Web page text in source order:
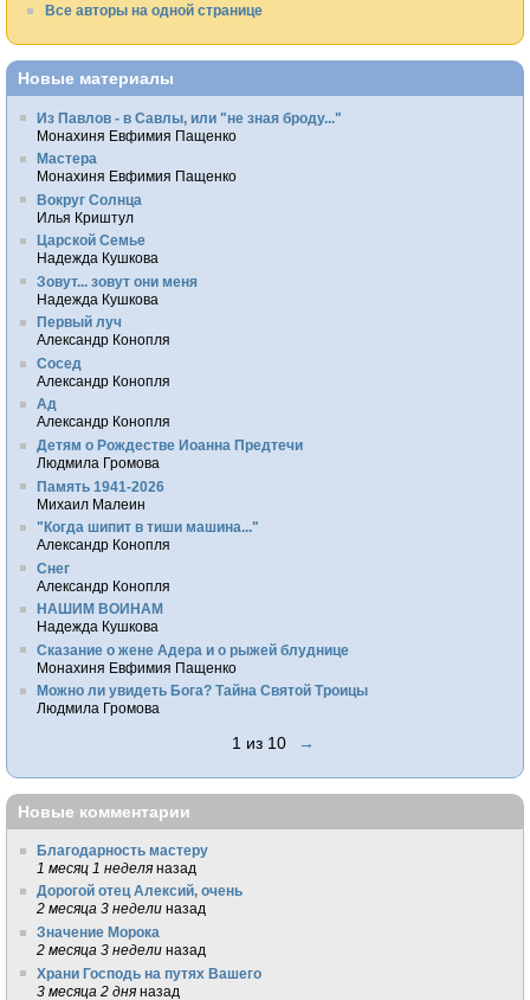
Все авторы на одной странице
Новые материалы
Из Павлов - в Савлы, или "не зная броду..."
Монахиня Евфимия Пащенко
Мастера
Монахиня Евфимия Пащенко
Вокруг Солнца
Илья Криштул
Царской Семье
Надежда Кушкова
Зовут... зовут они меня
Надежда Кушкова
Первый луч
Александр Конопля
Сосед
Александр Конопля
Ад
Александр Конопля
Детям о Рождестве Иоанна Предтечи
Людмила Громова
Память 1941-2026
Михаил Малеин
"Когда шипит в тиши машина..."
Александр Конопля
Снег
Александр Конопля
НАШИМ ВОИНАМ
Надежда Кушкова
Сказание о жене Адера и о рыжей блуднице
Монахиня Евфимия Пащенко
Можно ли увидеть Бога? Тайна Святой Троицы
Людмила Громова
1 из 10 →
Новые комментарии
Благодарность мастеру
1 месяц 1 неделя назад
Дорогой отец Алексий, очень
2 месяца 3 недели назад
Значение Морока
2 месяца 3 недели назад
Храни Господь на путях Вашего
3 месяца 2 дня назад